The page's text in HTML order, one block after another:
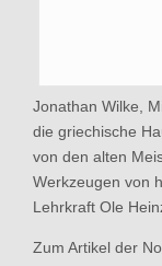
Jonathan Wilke,
die griechische
von den alten
Werkzeugen von
Lehrkraft Ole
Zum Artikel der